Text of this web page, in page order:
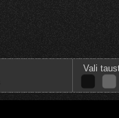
Vali